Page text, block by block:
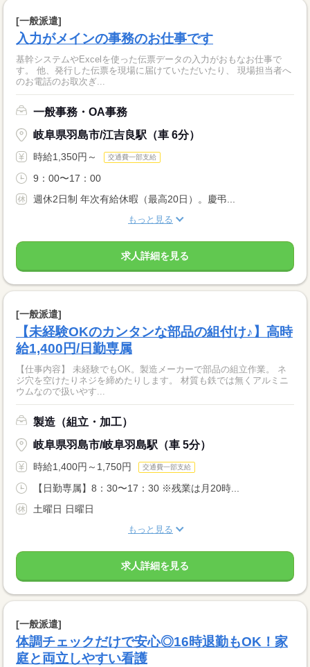
[一般派遣]
入力がメインの事務のお仕事です
基幹システムやExcelを使った伝票データの入力がおもなお仕事で
す。 他、発行した伝票を現場に届けていただいたり、 現場担当者へ
のお電話のお取次ぎ...
一般事務・OA事務
岐阜県羽島市/江吉良駅（車 6分）
時給1,350円～ 交通費一部支給
9：00〜17：00
週休2日制 年次有給休暇（最高20日）。慶弔...
もっと見る
求人詳細を見る
[一般派遣]
【未経験OKのカンタンな部品の組付け♪】高時
給1,400円/日勤専属
【仕事内容】 未経験でもOK。製造メーカーで部品の組立作業。 ネ
ジ穴を空けたりネジを締めたりします。 材質も鉄では無くアルミニ
ウムなので扱いやす...
製造（組立・加工）
岐阜県羽島市/岐阜羽島駅（車 5分）
時給1,400円～1,750円 交通費一部支給
【日勤専属】8：30〜17：30 ※残業は月20時...
土曜日 日曜日
もっと見る
求人詳細を見る
[一般派遣]
体調チェックだけで安心◎16時退勤もOK！家
庭と両立しやすい看護